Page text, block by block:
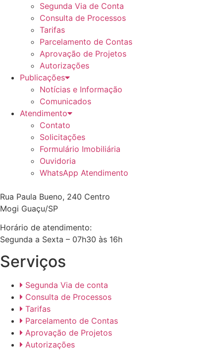
Segunda Via de Conta
Consulta de Processos
Tarifas
Parcelamento de Contas
Aprovação de Projetos
Autorizações
Publicações
Notícias e Informação
Comunicados
Atendimento
Contato
Solicitações
Formulário Imobiliária
Ouvidoria
WhatsApp Atendimento
Rua Paula Bueno, 240 Centro
Mogi Guaçu/SP
Horário de atendimento:
Segunda a Sexta – 07h30 às 16h
Serviços
Segunda Via de conta
Consulta de Processos
Tarifas
Parcelamento de Contas
Aprovação de Projetos
Autorizações